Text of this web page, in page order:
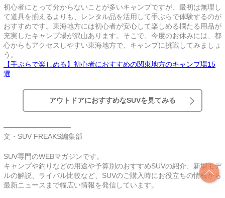
初心者にとって分からないことが多いキャンプですが、最初は無理し
て道具を揃えるよりも、レンタル品を活用して手ぶらで体験するのが
おすすめです。東海地方には初心者が安心して楽しめる欄たる用品が
充実したキャンプ場が沢山あります。そこで、今度のお休みには、都
心からもアクセスしやすい東海地方で、キャンプに挑戦してみましょ
う。
【手ぶらで楽しめる】初心者におすすめの関東地方のキャンプ場15
選
アウトドアにおすすめなSUVを見てみる
—————————–
文・SUV FREAKS編集部
SUV専門のWEBマガジンです。
キャンプや釣りなどの用途や予算別のおすすめSUVの紹介、新型モデ
ルの解説、ライバル比較など、SUVのご購入時にお役立ちの情報から
最新ニュースまで幅広い情報を発信しています。